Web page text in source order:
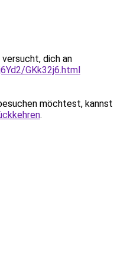
dich an
GKk32j6.html
möchtest, kannst
.